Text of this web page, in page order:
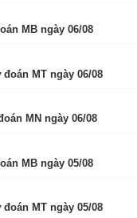
MB ngày 06/08
MT ngày 06/08
MN ngày 06/08
MB ngày 05/08
MT ngày 05/08